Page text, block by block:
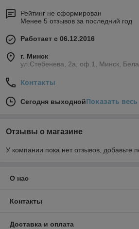
Рейтинг не сформирован
Менее 5 отзывов за последний год
Работает с 06.12.2016
г. Минск
ул.Стебенева, 2а, оф.1, Минск,
Контакты
Сегодня выходнойПоказать
Отзывы о магазине
У компании пока нет отзывов, добавьте
О нас
Контакты
Доставка и оплата